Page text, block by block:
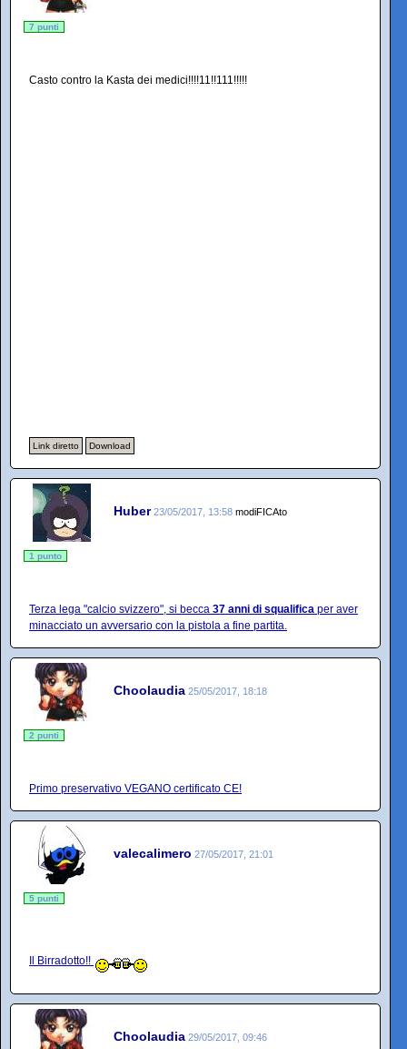
7 punti
Casto contro la Kasta dei medici!!!!11!!111!!!!!
Link diretto Download
Huber 23/05/2017, 13:58 modiFICAto
1 punto
Terza lega "calcio svizzero", si becca 37 anni di squalifica per aver
minacciato un avversario con la pistola a fine partita.
Choolaudia 25/05/2017, 18:18
2 punti
Primo preservativo VEGANO certificato CE!
valecalimero 27/05/2017, 21:01
5 punti
Il Birradotto!!
Choolaudia 29/05/2017, 09:46